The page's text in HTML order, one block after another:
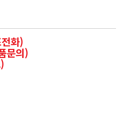
화)
문의)